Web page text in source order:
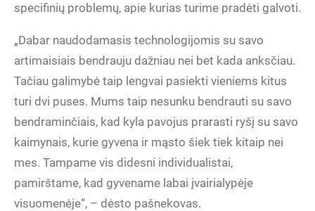
specifinių problemų, apie kurias turime pradėti galvoti.
„Dabar naudodamasis technologijomis su savo
artimaisiais bendrauju dažniau nei bet kada anksčiau.
Tačiau galimybė taip lengvai pasiekti vieniems kitus
turi dvi puses. Mums taip nesunku bendrauti su savo
bendraminčiais, kad kyla pavojus prarasti ryšį su savo
kaimynais, kurie gyvena ir mąsto šiek tiek kitaip nei
mes. Tampame vis didesni individualistai,
pamirštame, kad gyvename labai įvairialypėje
visuomenėje“, – dėsto pašnekovas.